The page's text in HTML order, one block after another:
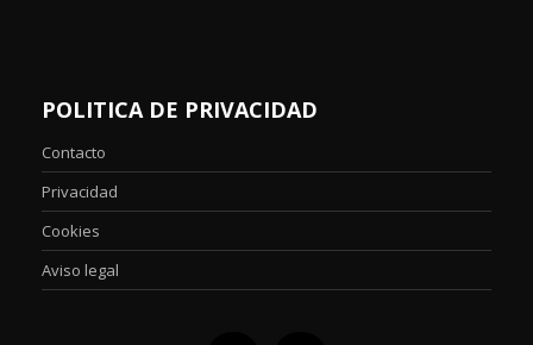
POLITICA DE PRIVACIDAD
Contacto
Privacidad
Cookies
Aviso legal